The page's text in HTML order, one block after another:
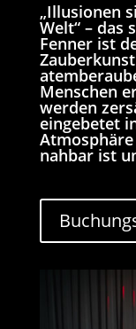
„Illusionen
Welt“ – das
Fenner ist
Menschen
werden
eingebetet
nahbar ist